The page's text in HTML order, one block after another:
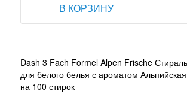
В КОРЗИНУ
Dash 3 Fach Formel Alpen Frische
для белого белья с ароматом Альпийская
на 100 стирок